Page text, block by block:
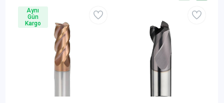
Aynı
Gün
Kargo